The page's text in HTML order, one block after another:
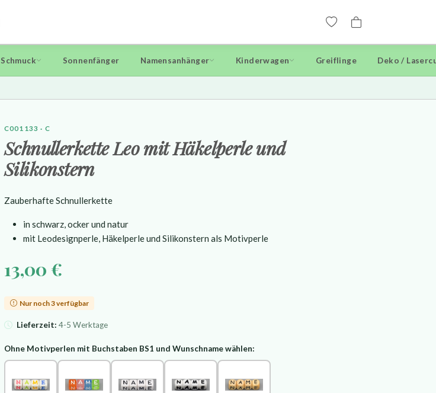
Schmuck Sonnenfänger Namensanhänger Kinderwagen Greiflinge Deko /
C001133 · C
Schnullerkette Leo mit Häkelperle und
Silikonstern
Zauberhafte Schnullerkette
in schwarz, ocker und natur
mit Leodesignperle, Häkelperle und Silikonstern als Motivperle
13,00 €
Nur noch 3 verfügbar
Lieferzeit: 4-5 Werktage
Ohne Motivperlen mit Buchstaben BS1 und Wunschname wählen: